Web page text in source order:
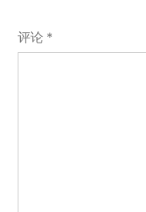
评论 *